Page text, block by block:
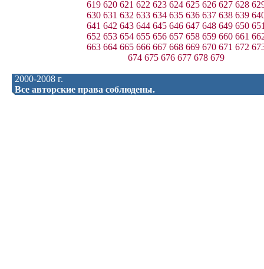
619 620 621 622 623 624 625 626 627 628
630 631 632 633 634 635 636 637 638 639
641 642 643 644 645 646 647 648 649 650
652 653 654 655 656 657 658 659 660 661
663 664 665 666 667 668 669 670 671 672
674 675 676 677 678 679
2000-2008 г.
Все авторские права соблюдены.